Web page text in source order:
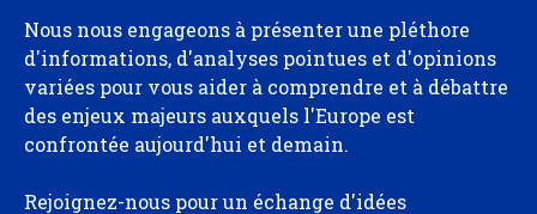
Nous nous engageons à présenter une pléthore
d'informations, d'analyses pointues et d'opinions
variées pour vous aider à comprendre et à débattre
des enjeux majeurs auxquels l'Europe est
confrontée aujourd'hui et demain.
Rejoignez-nous pour un échange d'idées